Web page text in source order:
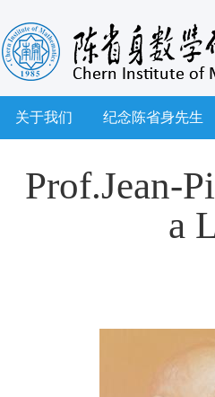
关于我们 纪念陈省身先生
Prof.Jean-
a